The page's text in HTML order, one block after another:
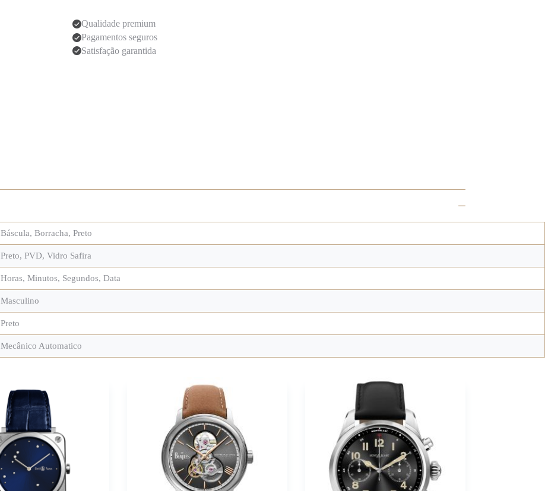
Qualidade premium
Pagamentos seguros
Satisfação garantida
Báscula, Borracha, Preto
Preto, PVD, Vidro Safira
Horas, Minutos, Segundos, Data
Masculino
Preto
Mecânico Automatico